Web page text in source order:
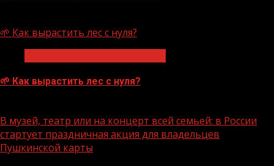
🌱 Как вырастить лес с нуля?
🌱 Как вырастить лес с нуля?
В музей, театр или на концерт всей семьей: в России
стартует праздничная акция для владельцев
Пушкинской карты